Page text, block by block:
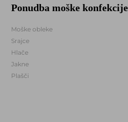
Ponudba moške konfekcije
Moške obleke
Srajce
Hlače
Jakne
Plašči